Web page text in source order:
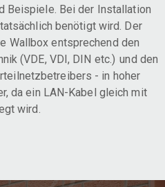
Beispiele. Bei der Installation
benötigt wird. Der
Wallbox entsprechend den
(VDE, VDI, DIN etc.) und den
- in hoher
da ein LAN-Kabel gleich mit
wird.